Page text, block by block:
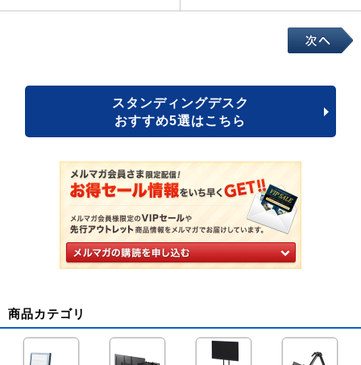
スタンディングデスク
おすすめ5選はこちら
商品カテゴリ